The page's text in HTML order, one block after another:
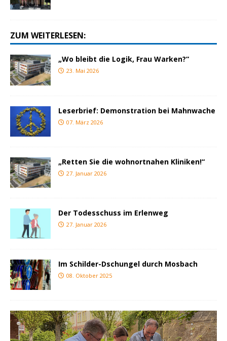
ZUM WEITERLESEN:
„Wo bleibt die Logik, Frau Warken?“
23. Mai 2026
Leserbrief: Demonstration bei Mahnwache
07. März 2026
„Retten Sie die wohnortnahen Kliniken!“
27. Januar 2026
Der Todesschuss im Erlenweg
27. Januar 2026
Im Schilder-Dschungel durch Mosbach
08. Oktober 2025